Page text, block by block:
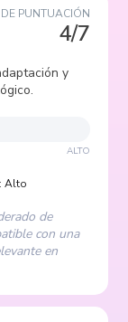
DE PUNTUACIÓN
4/7
y
ALTO
: Alto
de
con una
en